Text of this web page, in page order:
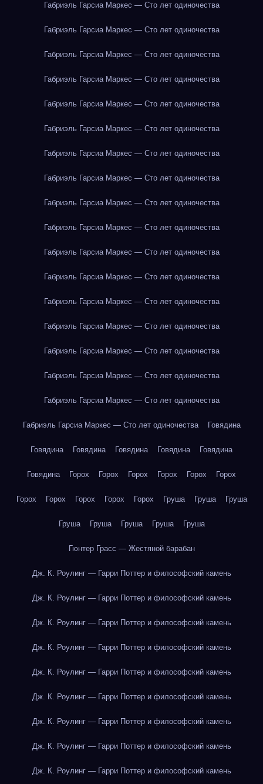
Габриэль Гарсиа Маркес — Сто лет одиночества
Габриэль Гарсиа Маркес — Сто лет одиночества
Габриэль Гарсиа Маркес — Сто лет одиночества
Габриэль Гарсиа Маркес — Сто лет одиночества
Габриэль Гарсиа Маркес — Сто лет одиночества
Габриэль Гарсиа Маркес — Сто лет одиночества
Габриэль Гарсиа Маркес — Сто лет одиночества
Габриэль Гарсиа Маркес — Сто лет одиночества
Габриэль Гарсиа Маркес — Сто лет одиночества
Габриэль Гарсиа Маркес — Сто лет одиночества
Габриэль Гарсиа Маркес — Сто лет одиночества
Габриэль Гарсиа Маркес — Сто лет одиночества
Габриэль Гарсиа Маркес — Сто лет одиночества
Габриэль Гарсиа Маркес — Сто лет одиночества
Габриэль Гарсиа Маркес — Сто лет одиночества
Габриэль Гарсиа Маркес — Сто лет одиночества
Габриэль Гарсиа Маркес — Сто лет одиночества
Габриэль Гарсиа Маркес — Сто лет одиночества Говядина
Говядина Говядина Говядина Говядина Говядина
Говядина Горох Горох Горох Горох Горох Горох
Горох Горох Горох Горох Горох Груша Груша Груша
Груша Груша Груша Груша Груша
Гюнтер Грасс — Жестяной барабан
Дж. К. Роулинг — Гарри Поттер и философский камень
Дж. К. Роулинг — Гарри Поттер и философский камень
Дж. К. Роулинг — Гарри Поттер и философский камень
Дж. К. Роулинг — Гарри Поттер и философский камень
Дж. К. Роулинг — Гарри Поттер и философский камень
Дж. К. Роулинг — Гарри Поттер и философский камень
Дж. К. Роулинг — Гарри Поттер и философский камень
Дж. К. Роулинг — Гарри Поттер и философский камень
Дж. К. Роулинг — Гарри Поттер и философский камень